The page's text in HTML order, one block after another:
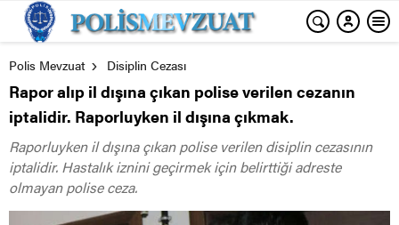
Polis Mevzuat Disiplin Cezası
Rapor alıp il dışına çıkan polise verilen cezanın
iptalidir. Raporluyken il dışına çıkmak.
Raporluyken il dışına çıkan polise verilen disiplin cezasının
iptalidir. Hastalık iznini geçirmek için belirttiği adreste
olmayan polise ceza.